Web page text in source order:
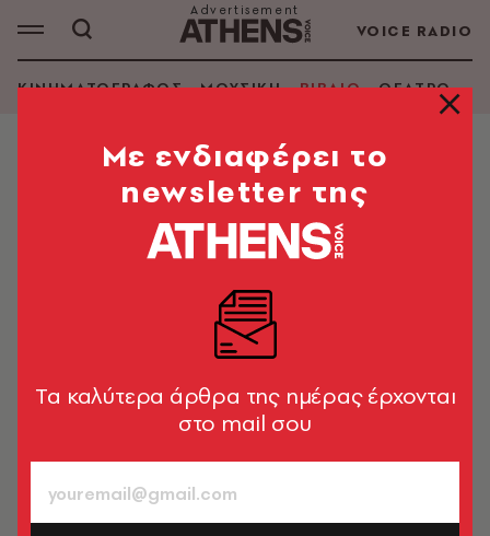
VOICE RADIO
ΚΙΝΗΜΑΤΟΓΡΑΦΟΣ ΜΟΥΣΙΚΗ ΒΙΒΛΙΟ ΘΕΑΤΡΟ -
ΠΕΛΑ ΣΟΥΛΤΑΤΟΥ
ΑΝΑΖΗΤΗΣΗ ΒΙΒΛΙΟΥ
Mε ενδιαφέρει το
newsletter της
Tα καλύτερα άρθρα της ημέρας έρχονται
στο mail σου